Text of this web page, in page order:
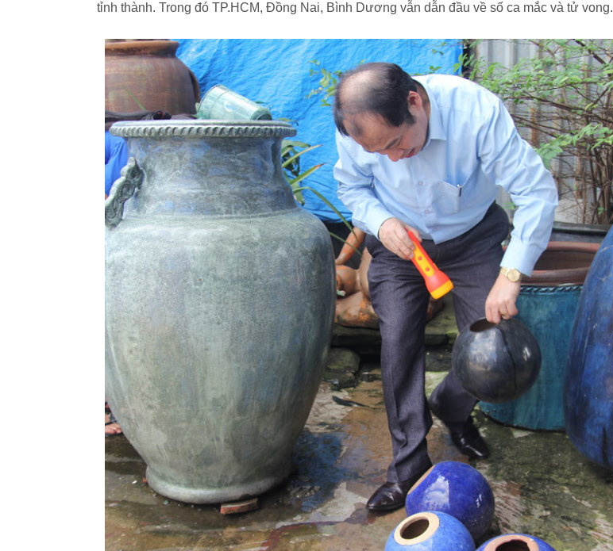
tỉnh thành. Trong đó TP.HCM, Đồng Nai, Bình Dương vẫn dẫn đầu về số ca mắc và tử vong.